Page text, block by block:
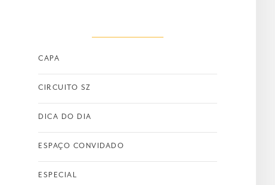
CAPA
CIRCUITO SZ
DICA DO DIA
ESPAÇO CONVIDADO
ESPECIAL